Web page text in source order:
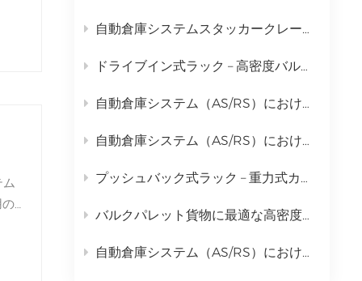
português
中文
русский
自動倉庫システムスタッカークレーンの完全な日常保守計画
ドライブイン式ラック – 高密度バルクパレット保管ソリューション
自動倉庫システム（AS/RS）におけるスタッカークレーンの包括的な活用事例
自動倉庫システム（AS/RS）におけるスタッカークレーンの役割と包括的なコスト分析
プッシュバック式ラック – 重力式カートによる高密度保管ソリューション
バルクパレット貨物に最適な高密度保管ラックとは？ | キングモア・ドライブイン・ラッキング
自動倉庫システム（AS/RS）におけるスタッカークレーンの役割分析